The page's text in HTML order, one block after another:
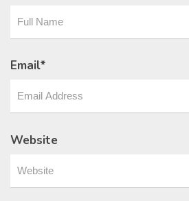
Email*
Website